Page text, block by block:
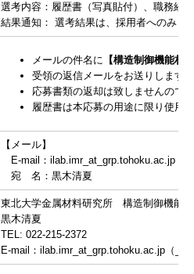
選考内容：履歴書（写真貼付）、職務経
結果通知： 選考結果は、採用者へのみ２
メールの件名に 【構造制御機能
受領の返信メールをお送りします
応募書類の返却は致しませんので
履歴書は本応募の用途に限り使用
【メール】
E-mail：ilab.imr_at_grp.tohoku.ac.jp（
宛 名：黒木清夏
東北大学金属材料研究所 構造制御機能
黒木清夏
TEL: 022-215-2372
E-mail：ilab.imr_at_grp.tohoku.ac.jp（